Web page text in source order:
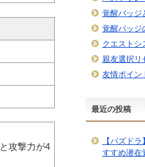
攻撃力が4
覚醒バッジ
覚醒バッジ
クエストシ
親友選択リ
友情ポイン
最近の投稿
【パズド
すすめ潜在